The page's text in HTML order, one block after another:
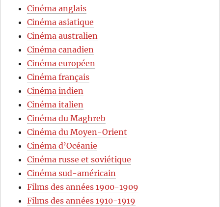
Cinéma anglais
Cinéma asiatique
Cinéma australien
Cinéma canadien
Cinéma européen
Cinéma français
Cinéma indien
Cinéma italien
Cinéma du Maghreb
Cinéma du Moyen-Orient
Cinéma d’Océanie
Cinéma russe et soviétique
Cinéma sud-américain
Films des années 1900-1909
Films des années 1910-1919